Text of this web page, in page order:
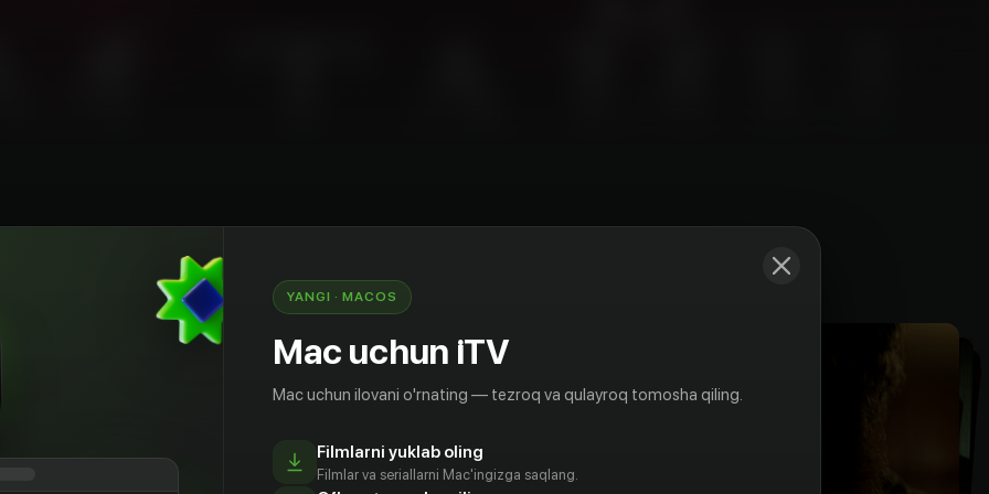
одинокий житель, живет в передвижном доме
стоянки для караванов. После того, как
гроза, у его двери появляется загадочная
убежища от непогоды. Чем дольше
молодая женщина узнает о Патрике,
Вскоре она начинает сомневаться в
а Патрик начинает сомневаться в своем
YANGI · MACOS
Mac uchun iTV
Mac uchun ilovani o'rnating — tezroq va qulayroq tomosha qiling.
Filmlarni yuklab oling
Filmlar va seriallarni Mac'ingizga saqlang.